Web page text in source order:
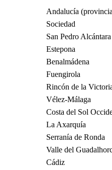
Andalucía
Sociedad
San Pedro Alcántara
Estepona
Benalmádena
Fuengirola
Rincón de la
Vélez-Málaga
Costa del Sol
La Axarquía
Serranía de Ronda
Valle del
Cádiz